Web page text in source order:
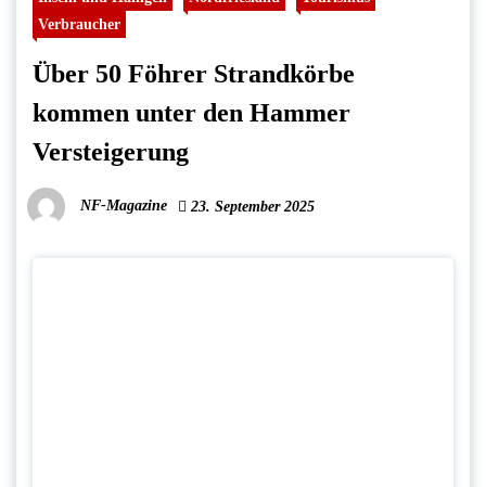
Verbraucher
Über 50 Föhrer Strandkörbe
kommen unter den Hammer
Versteigerung
NF-Magazine 23. September 2025